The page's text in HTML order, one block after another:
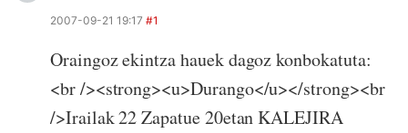
2007-09-21 19:17 #1
Oraingoz ekintza hauek dagoz konbokatuta:
<br /><strong><u>Durango</u></strong><br
/>Irailak 22 Zapatue 20etan KALEJIRA